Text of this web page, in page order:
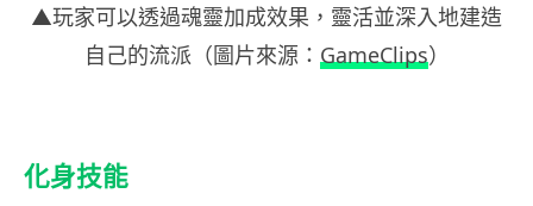
▲玩家可以透過魂靈加成效果，靈活並深入地建造
自己的流派（圖片來源： GameClips）
化身技能